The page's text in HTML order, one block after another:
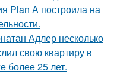
Plan A построила на
Адлер несколько
свою квартиру в
более 25 лет.